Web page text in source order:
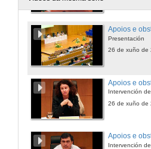
Presentación
26 de xuño de
Intervención
26 de xuño de
Intervención